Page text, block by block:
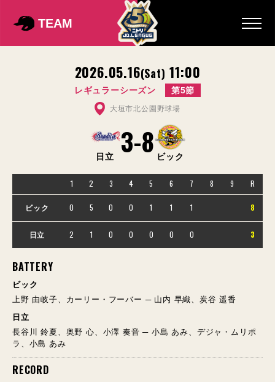
TEAM
2026.05.16(Sat) 11:00
レギュラーシーズン 第5節
大垣市北公園野球場
日立 3-8 ビック
1 2 3 4 5 6 7 8 9 R
ビック 0 5 0 0 1 1 1 8
日立 2 1 0 0 0 0 0 3
BATTERY
ビック
上野 由岐子、カーリー・フーバー ─ 山内 早織、炭谷 遥香
日立
長谷川 鈴夏、奥野 心、小澤 奏音 ─ 小島 あみ、デジャ・ムリポ
ラ、小島 あみ
RECORD